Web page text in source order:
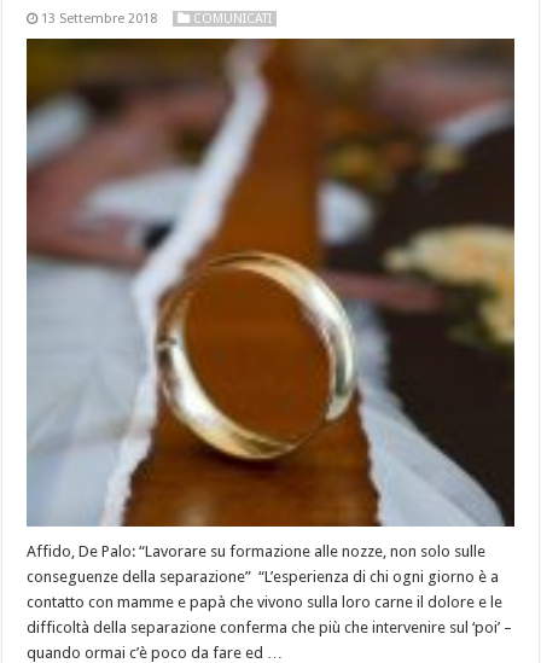
13 Settembre 2018 COMUNICATI
Affido, De Palo: “Lavorare su formazione alle nozze, non solo sulle
conseguenze della separazione” “L’esperienza di chi ogni giorno è a
contatto con mamme e papà che vivono sulla loro carne il dolore e le
difficoltà della separazione conferma che più che intervenire sul ‘poi’ –
quando ormai c’è poco da fare ed …